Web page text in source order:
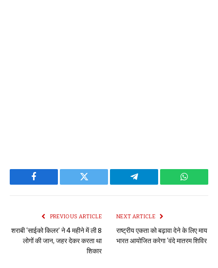
Facebook Twitter Telegram
PREVIOUS ARTICLE
शराबी ‘साईको किलर’ ने 4 महीने में ली 8
लोगों की जान, जहर देकर करता था
शिकार
NEXT ARTICLE
राष्ट्रीय एकता को बढ़ावा देने के लिए माय
भारत आयोजित करेगा ‘वंदे मातरम शिविर